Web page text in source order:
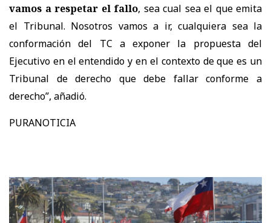
vamos a respetar el fallo, sea cual sea el que emita
el Tribunal. Nosotros vamos a ir, cualquiera sea la
conformación del TC a exponer la propuesta del
Ejecutivo en el entendido y en el contexto de que es un
Tribunal de derecho que debe fallar conforme a
derecho”, añadió.
PURANOTICIA